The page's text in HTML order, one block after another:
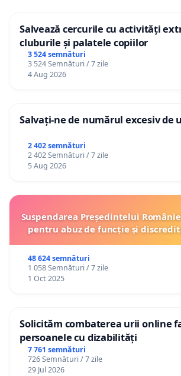
Salvează cercurile cu activități
cluburile și palatele copiilor
3 524 semnături
3 524 Semnături / 7 zile
4 Aug 2026
Salvați-ne de numărul excesiv de
2 402 semnături
2 402 Semnături / 7 zile
5 Aug 2026
Suspendarea Președintelui
pentru abuz de funcție și
48 624 semnături
1 058 Semnături / 7 zile
1 Oct 2025
Solicităm combaterea urii online
persoanele cu dizabilități
7 761 semnături
726 Semnături / 7 zile
29 Jul 2026